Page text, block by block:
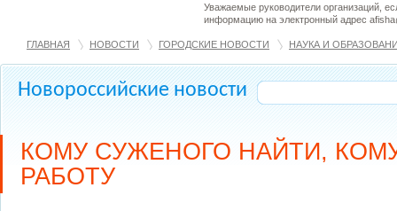
Уважаемые руководители организаций,
информацию на электронный адрес
ГЛАВНАЯ НОВОСТИ ГОРОДСКИЕ НОВОСТИ НАУКА И
Новороссийские новости
КОМУ СУЖЕНОГО НАЙТИ,
РАБОТУ